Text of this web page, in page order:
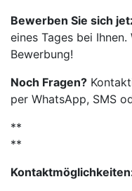
Bewerben Sie sich
eines Tages bei
Bewerbung!
Noch Fragen?
per WhatsApp, SMS
**
**